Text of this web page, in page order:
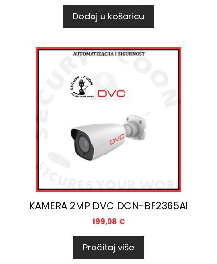
Dodaj u košaricu
KAMERA 2MP DVC DCN-BF2365AI
199,08 €
Pročitaj više